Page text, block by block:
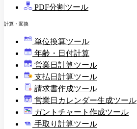
PDF分割ツール
計算・変換
単位換算ツール
年齢・日付計算
営業日計算ツール
¥ 支払日計算ツール
印
請求書作成ツール
営業日カレンダー生成ツール
ガントチャート作成ツール
手取り計算ツール